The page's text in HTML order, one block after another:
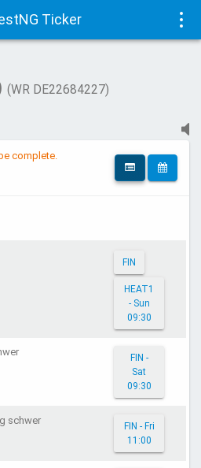
Ticker
(WR DE22684227)
complete.
FIN
HEAT1
- Sun
09:30
FIN -
Sat
09:30
schwer
FIN - Fri
11:00